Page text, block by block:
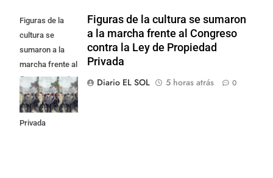
Figuras de la
cultura se
sumaron a la
marcha frente al
Congreso contra
la Ley de
Propiedad
Privada
Figuras de la cultura se sumaron
a la marcha frente al Congreso
contra la Ley de Propiedad
Privada
Diario EL SOL
5 horas atrás 0